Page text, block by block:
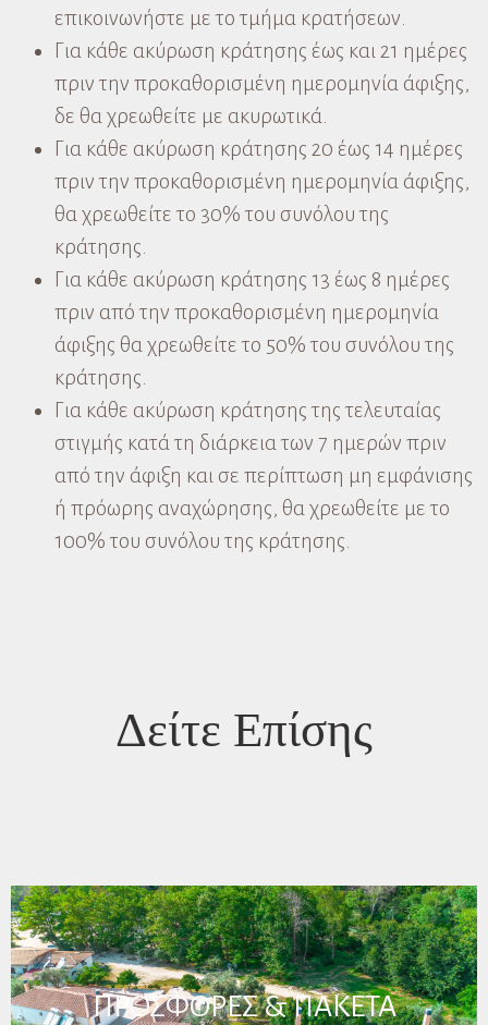
επικοινωνήστε με το τμήμα κρατήσεων.
Για κάθε ακύρωση κράτησης έως και 21 ημέρες
πριν την προκαθορισμένη ημερομηνία άφιξης,
δε θα χρεωθείτε με ακυρωτικά.
Για κάθε ακύρωση κράτησης 20 έως 14 ημέρες
πριν την προκαθορισμένη ημερομηνία άφιξης,
θα χρεωθείτε το 30% του συνόλου της
κράτησης.
Για κάθε ακύρωση κράτησης 13 έως 8 ημέρες
πριν από την προκαθορισμένη ημερομηνία
άφιξης θα χρεωθείτε το 50% του συνόλου της
κράτησης.
Για κάθε ακύρωση κράτησης της τελευταίας
στιγμής κατά τη διάρκεια των 7 ημερών πριν
από την άφιξη και σε περίπτωση μη εμφάνισης
ή πρόωρης αναχώρησης, θα χρεωθείτε με το
100% του συνόλου της κράτησης.
Δείτε Επίσης
ΠΡΟΣΦΟΡΕΣ & ΠΑΚΕΤΑ